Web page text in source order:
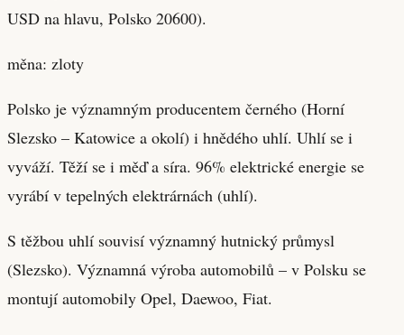
USD na hlavu, Polsko 20600).
měna: zloty
Polsko je významným producentem černého (Horní
Slezsko – Katowice a okolí) i hnědého uhlí. Uhlí se i
vyváží. Těží se i měď a síra. 96% elektrické energie se
vyrábí v tepelných elektrárnách (uhlí).
S těžbou uhlí souvisí významný hutnický průmysl
(Slezsko). Významná výroba automobilů – v Polsku se
montují automobily Opel, Daewoo, Fiat.